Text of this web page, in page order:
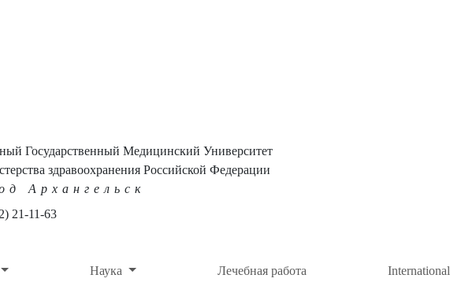
Государственный Медицинский Университет
здравоохранения Российской Федерации
Архангельск
21-11-63
Наука Лечебная работа International